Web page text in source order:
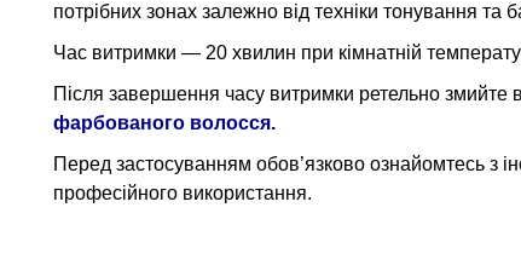
потрібних зонах залежно від техніки тонування та
Час витримки — 20 хвилин при кімнатній
Після завершення часу витримки ретельно змийте
фарбованого волосся.
Перед застосуванням обов’язково ознайомтесь з
професійного використання.